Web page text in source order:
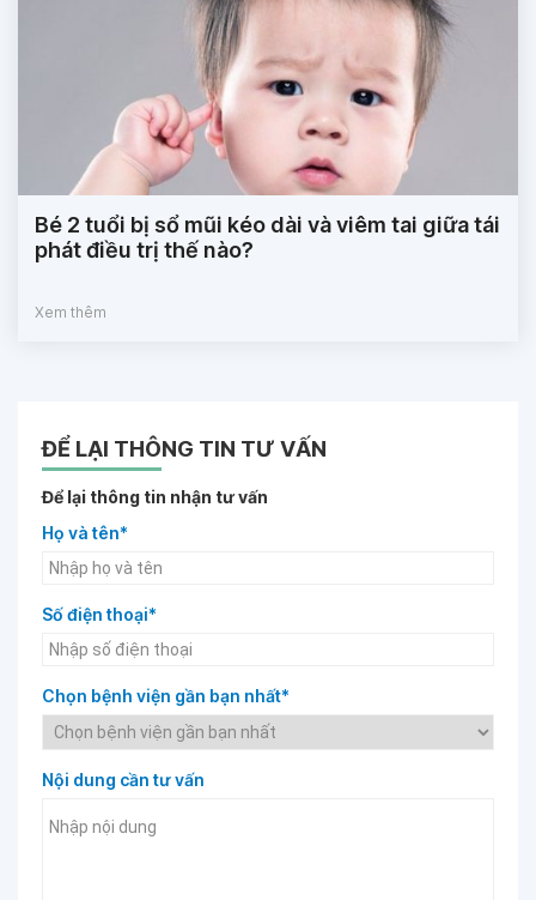
Bé 2 tuổi bị sổ mũi kéo dài và viêm tai giữa tái
phát điều trị thế nào?
Xem thêm
ĐỂ LẠI THÔNG TIN TƯ VẤN
Để lại thông tin nhận tư vấn
Họ và tên*
Số điện thoại*
Chọn bệnh viện gần bạn nhất*
Nội dung cần tư vấn